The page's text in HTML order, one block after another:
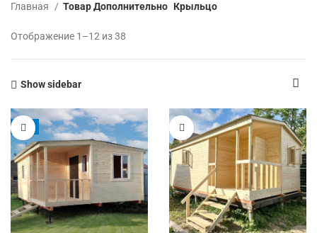
Главная Товар Дополнительно Крыльцо
Отображение 1–12 из 38
Show sidebar
-5%